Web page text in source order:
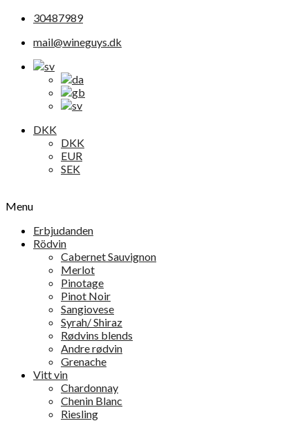
30487989
mail@wineguys.dk
DKK
DKK
EUR
SEK
Menu
Erbjudanden
Rödvin
Cabernet Sauvignon
Merlot
Pinotage
Pinot Noir
Sangiovese
Syrah/ Shiraz
Rødvins blends
Andre rødvin
Grenache
Vitt vin
Chardonnay
Chenin Blanc
Riesling